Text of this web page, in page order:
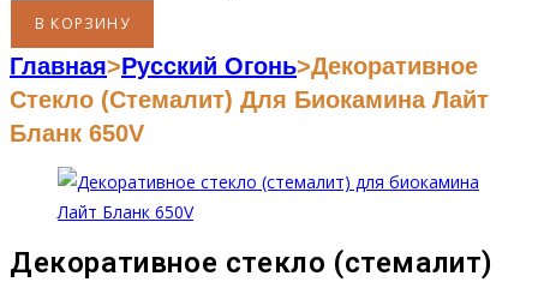
товара
Декоративное
стекло
(стемалит)
для
биокамина
650V
В КОРЗИНУ
Главная>Русский Огонь>Декоративное
Стекло (стемалит) Для Биокамина Лайт
Бланк 650V
Декоративное стекло (стемалит)